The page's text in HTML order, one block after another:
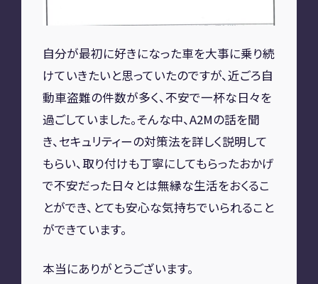
自分が最初に好きになった車を大事に乗り続
けていきたいと思っていたのですが、近ごろ自
動車盗難の件数が多く、不安で一杯な日々を
過ごしていました。そんな中、A2Mの話を聞
き、セキュリティーの対策法を詳しく説明して
もらい、取り付けも丁寧にしてもらったおかげ
で不安だった日々とは無縁な生活をおくるこ
とができ、とても安心な気持ちでいられること
ができています。
本当にありがとうございます。
CONTACT
お問い合わせ
RECRUIT
リクルート専用サイト